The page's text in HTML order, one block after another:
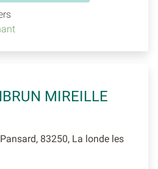
MIREILLE
83250, La londe les